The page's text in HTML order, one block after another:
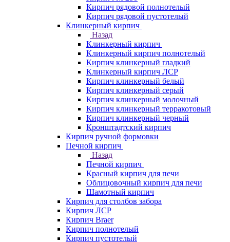
Кирпич рядовой полнотелый
Кирпич рядовой пустотелый
Клинкерный кирпич
Назад
Клинкерный кирпич
Клинкерный кирпич полнотелый
Кирпич клинкерный гладкий
Клинкерный кирпич ЛСР
Кирпич клинкерный белый
Кирпич клинкерный серый
Кирпич клинкерный молочный
Кирпич клинкерный терракотовый
Кирпич клинкерный черный
Кронштадтский кирпич
Кирпич ручной формовки
Печной кирпич
Назад
Печной кирпич
Красный кирпич для печи
Облицовочный кирпич для печи
Шамотный кирпич
Кирпич для столбов забора
Кирпич ЛСР
Кирпич Braer
Кирпич полнотелый
Кирпич пустотелый